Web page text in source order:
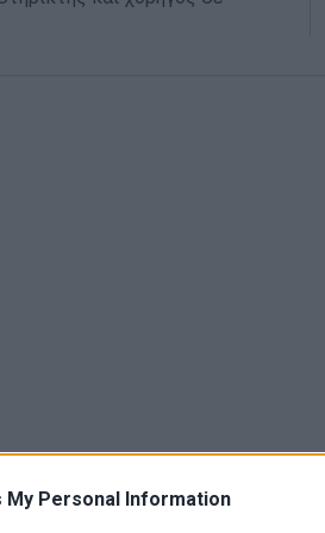
My Personal Information